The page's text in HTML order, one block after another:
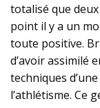
totalisé que
point il y a un
toute positive.
d’avoir assimilé
techniques
l’athlétisme. Ce